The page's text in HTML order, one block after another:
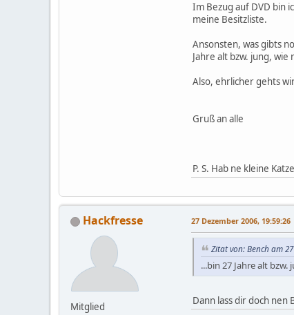
Im Bezug auf DVD bin
meine Besitzliste.
Ansonsten, was gibts
Jahre alt bzw. jung, wie
Also, ehrlicher gehts
Gruß an alle
P. S. Hab ne kleine
Hackfresse
Mitglied
27 Dezember 2006, 19:59:26
Zitat von: Bench am
...bin 27 Jahre alt
Dann lass dir doch